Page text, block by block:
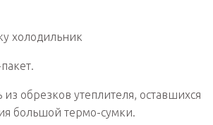
из обрезков утеплителя, оставшихся
большой термо-сумки.